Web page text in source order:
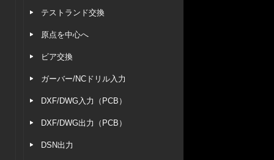
テストランド交換
原点を中心へ
ビア交換
ガーバー/NCドリル入力
DXF/DWG入力（PCB）
DXF/DWG出力（PCB）
DSN出力